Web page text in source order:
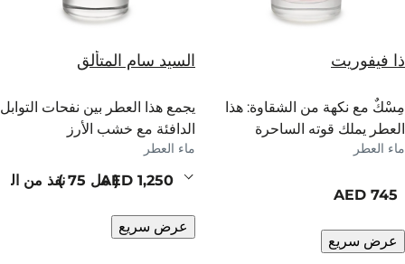
ذا فيفوريت
مِسْكٌ مع نكهة من الشقاوة: هذا
العطر يملك قوته الساحرة
الملكية.
ماء العطر
current price
عرض سريع
السيد سام المتألق
يجمع هذا العطر بين نفحات التوابل
الدافئة مع خشب الأرز
والباتشولي. رائحة سام الساحرة
تمنحه جاذبية لا تُقاوم.
ماء العطر
current price
مل 75 نفذ من
عرض سريع